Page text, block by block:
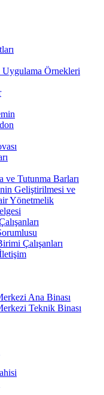
Uygulama Örnekleri
ve Tutunma Barları
Geliştirilmesi ve
Yönetmelik
Çalışanları
Ana Binası
Teknik Binası